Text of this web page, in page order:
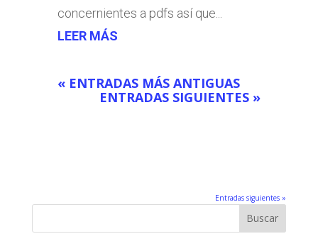
concernientes a pdfs así que...
LEER MÁS
« ENTRADAS MÁS ANTIGUAS
ENTRADAS SIGUIENTES »
Entradas siguientes »
Buscar